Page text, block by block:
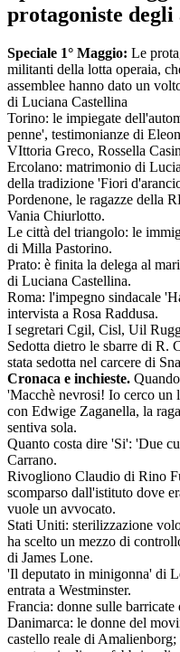
protagoniste degli
Speciale 1° Maggio: Le
militanti della lotta operaia,
assemblee hanno dato un
di Luciana Castellina
Torino: le impiegate
penne', testimonianze di
VIttoria Greco, Rossella
Ercolano: matrimonio di
della tradizione 'Fiori
Pordenone, le ragazze della
Vania Chiurlotto.
Le città del triangolo: le
di Milla Pastorino.
Prato: è finita la delega al
di Luciana Castellina.
Roma: l'impegno sindacale
intervista a Rosa Raddusa.
I segretari Cgil, Cisl, Uil
Sedotta dietro le sbarre di R.
stata sedotta nel carcere di
Cronaca e inchieste.
'Macchè nevrosi! Io cerco un
con Edwige Zaganella, la
sentiva sola.
Quanto costa dire 'Si': 'Due
Carrano.
Rivogliono Claudio di Rino
scomparso dall'istituto dove
vuole un avvocato.
Stati Uniti: sterilizzazione
ha scelto un mezzo di
di James Lone.
'Il deputato in minigonna' di
entrata a Westminster.
Francia: donne sulle
Danimarca: le donne del
castello reale di